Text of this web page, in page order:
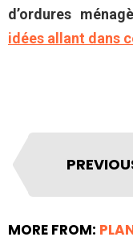
d’ordures
idées allant dans
MORE FROM: